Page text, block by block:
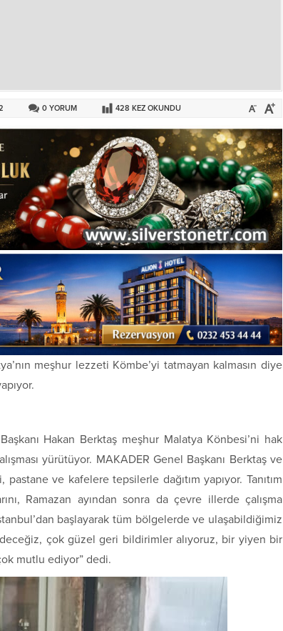
0 YORUM 428 KEZ OKUNDU
meşhur lezzeti Kömbe’yi tatmayan kalmasın diye
Hakan Berktaş meşhur Malatya Könbesi’ni hak
yürütüyor. MAKADER Genel Başkanı Berktaş ve
ve kafelere tepsilerle dağıtım yapıyor. Tanıtım
Ramazan ayından sonra da çevre illerde çalışma
başlayarak tüm bölgelerde ve ulaşabildiğimiz
çok güzel geri bildirimler alıyoruz, bir yiyen bir
mutlu ediyor” dedi.